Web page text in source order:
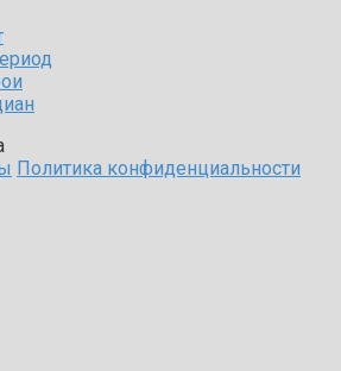
Политика конфиденциальности